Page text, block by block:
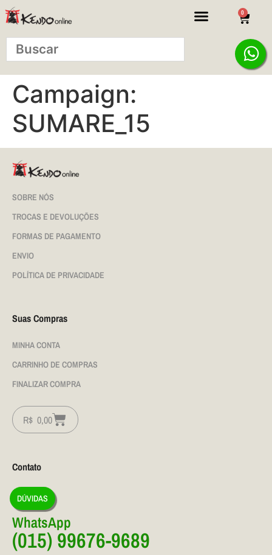
0
Campaign:
SUMARE_15
SOBRE NÓS
TROCAS E DEVOLUÇÕES
FORMAS DE PAGAMENTO
ENVIO
POLÍTICA DE PRIVACIDADE
Suas Compras
MINHA CONTA
CARRINHO DE COMPRAS
FINALIZAR COMPRA
R$ 0,00
Contato
DÚVIDAS
WhatsApp
(015) 99676-9689